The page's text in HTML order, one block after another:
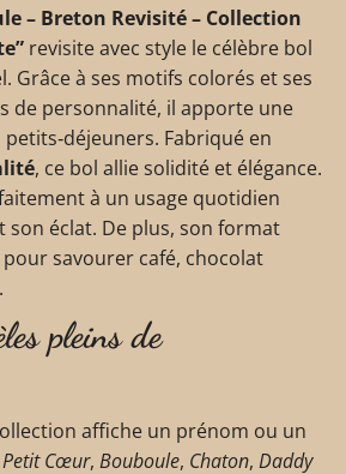
– Breton Revisité – Collection
revisite avec style le célèbre bol
Grâce à ses motifs colorés et ses
de personnalité, il apporte une
Fabriqué en
, ce bol allie solidité et élégance.
à un usage quotidien
éclat. De plus, son format
savourer café, chocolat
pleins de
affiche un prénom ou un
Petit Cœur, Bouboule, Chaton, Daddy